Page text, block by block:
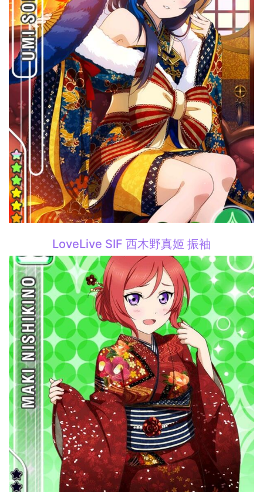
LoveLive SIF 西木野真姬 振袖